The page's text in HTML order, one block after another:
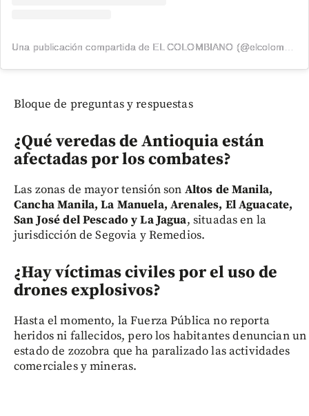
Una publicación compartida de EL COLOMBIANO (@elcolombiano_)
Bloque de preguntas y respuestas
¿Qué veredas de Antioquia están
afectadas por los combates?
Las zonas de mayor tensión son Altos de Manila,
Cancha Manila, La Manuela, Arenales, El Aguacate,
San José del Pescado y La Jagua, situadas en la
jurisdicción de Segovia y Remedios.
¿Hay víctimas civiles por el uso de
drones explosivos?
Hasta el momento, la Fuerza Pública no reporta
heridos ni fallecidos, pero los habitantes denuncian un
estado de zozobra que ha paralizado las actividades
comerciales y mineras.